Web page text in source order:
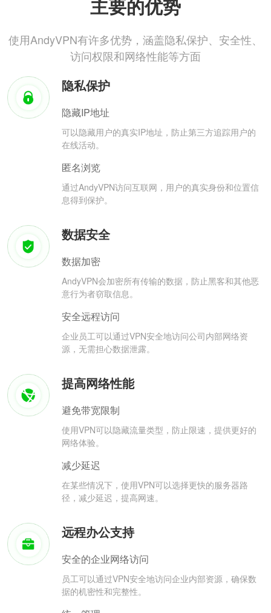
主要的优势
使用AndyVPN有许多优势，涵盖隐私保护、安全性、
访问权限和网络性能等方面
隐私保护
隐藏IP地址
可以隐藏用户的真实IP地址，防止第三方追踪用户的
在线活动。
匿名浏览
通过AndyVPN访问互联网，用户的真实身份和位置信
息得到保护。
数据安全
数据加密
AndyVPN会加密所有传输的数据，防止黑客和其他恶
意行为者窃取信息。
安全远程访问
企业员工可以通过VPN安全地访问公司内部网络资
源，无需担心数据泄露。
提高网络性能
避免带宽限制
使用VPN可以隐藏流量类型，防止限速，提供更好的
网络体验。
减少延迟
在某些情况下，使用VPN可以选择更快的服务器路
径，减少延迟，提高网速。
远程办公支持
安全的企业网络访问
员工可以通过VPN安全地访问企业内部资源，确保数
据的机密性和完整性。